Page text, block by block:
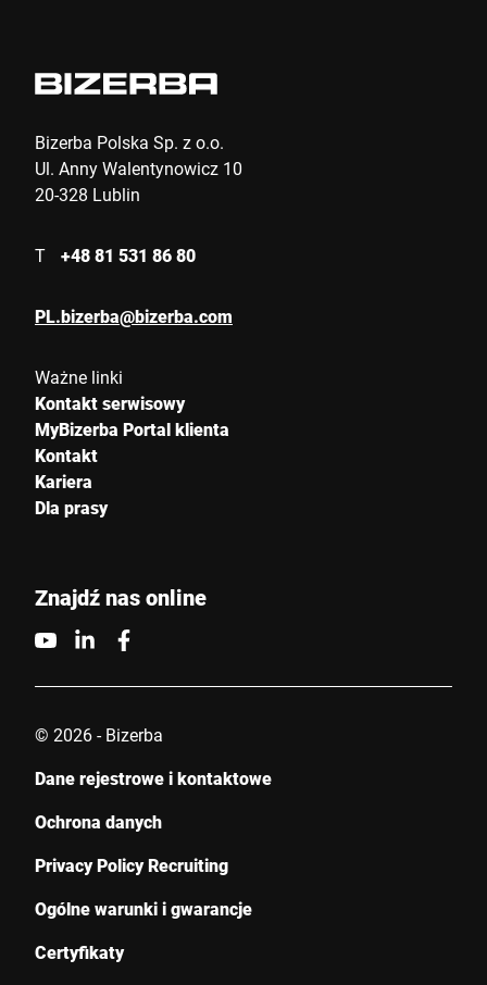
Miasto *
Kraj *
Niniejszym potwierdzam, że zgadzam się na wykorzystanie
moich danych do przetworzenia tego żądania Dalsze informacje
można znaleźć wDeklaracja ochrony danych
Anti-Robot Verification
Click to start verification
Bizerba Polska Sp. z o.o.
Ul. Anny Walentynowicz 10
20-328 Lublin
T +48 81 531 86 80
PL.bizerba@bizerba.com
Ważne linki
Kontakt serwisowy
MyBizerba Portal klienta
Kontakt
Kariera
Dla prasy
Znajdź nas online
© 2026 - Bizerba
Dane rejestrowe i kontaktowe
Ochrona danych
Privacy Policy Recruiting
Ogólne warunki i gwarancje
Certyfikaty